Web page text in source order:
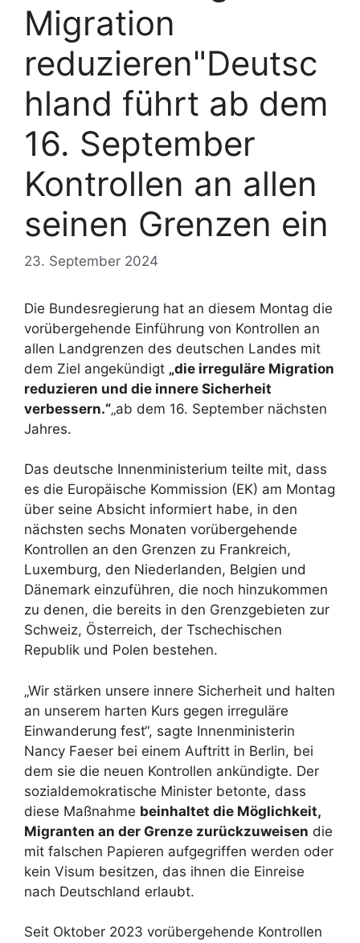
Migration
reduzieren"Deutsc
hland führt ab dem
16. September
Kontrollen an allen
seinen Grenzen ein
23. September 2024
Die Bundesregierung hat an diesem Montag die
vorübergehende Einführung von Kontrollen an
allen Landgrenzen des deutschen Landes mit
dem Ziel angekündigt „die irreguläre Migration
reduzieren und die innere Sicherheit
verbessern.“„ab dem 16. September nächsten
Jahres.
Das deutsche Innenministerium teilte mit, dass
es die Europäische Kommission (EK) am Montag
über seine Absicht informiert habe, in den
nächsten sechs Monaten vorübergehende
Kontrollen an den Grenzen zu Frankreich,
Luxemburg, den Niederlanden, Belgien und
Dänemark einzuführen, die noch hinzukommen
zu denen, die bereits in den Grenzgebieten zur
Schweiz, Österreich, der Tschechischen
Republik und Polen bestehen.
„Wir stärken unsere innere Sicherheit und halten
an unserem harten Kurs gegen irreguläre
Einwanderung fest“, sagte Innenministerin
Nancy Faeser bei einem Auftritt in Berlin, bei
dem sie die neuen Kontrollen ankündigte. Der
sozialdemokratische Minister betonte, dass
diese Maßnahme beinhaltet die Möglichkeit,
Migranten an der Grenze zurückzuweisen die
mit falschen Papieren aufgegriffen werden oder
kein Visum besitzen, das ihnen die Einreise
nach Deutschland erlaubt.
Seit Oktober 2023 vorübergehende Kontrollen